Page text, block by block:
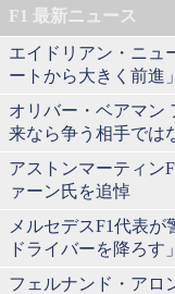
F1 最新ニュース
エイドリアン・ニュ
ートから大きく前進」
オリバー・ベアマン
来なら争う相手では
アストンマーティン
ァーン氏を追悼
メルセデスF1代表
ドライバーを降ろす」
フェルナンド・アロ